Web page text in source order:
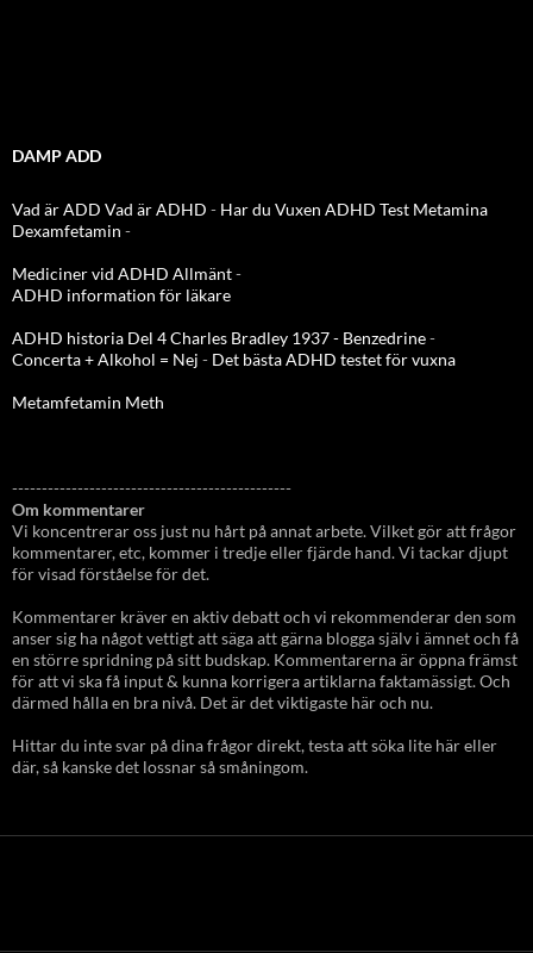
DAMP ADD
Vad är ADD Vad är ADHD - Har du Vuxen ADHD Test Metamina
Dexamfetamin -
Mediciner vid ADHD Allmänt-
ADHD information för läkare
ADHD historia Del 4 Charles Bradley 1937 - Benzedrine-
Concerta + Alkohol = Nej - Det bästa ADHD testet för vuxna
Metamfetamin Meth
-----------------------------------------------
Om kommentarer
Vi koncentrerar oss just nu hårt på annat arbete. Vilket gör att frågor
kommentarer, etc, kommer i tredje eller fjärde hand. Vi tackar djupt
för visad förståelse för det.
Kommentarer kräver en aktiv debatt och vi rekommenderar den som
anser sig ha något vettigt att säga att gärna blogga själv i ämnet och få
en större spridning på sitt budskap. Kommentarerna är öppna främst
för att vi ska få input & kunna korrigera artiklarna faktamässigt. Och
därmed hålla en bra nivå. Det är det viktigaste här och nu.
Hittar du inte svar på dina frågor direkt, testa att söka lite här eller
där, så kanske det lossnar så småningom.